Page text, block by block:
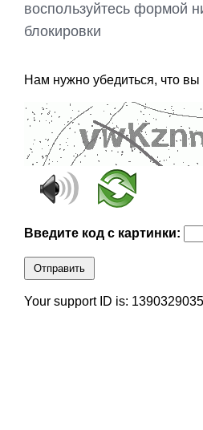
воспользуйтесь формой
блокировки
Нам нужно убедиться, что
Введите код с картинки:
Отправить
Your support ID is: